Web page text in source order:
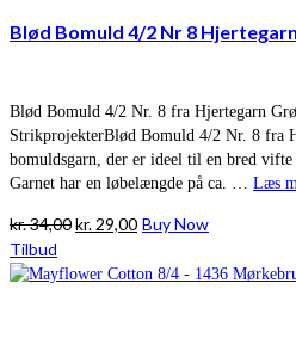
Blød Bomuld 4/2 Nr 8
Blød Bomuld 4/2 Nr. 8 fra Hjertegarn
StrikprojekterBlød Bomuld 4/2 Nr. 8 fra
bomuldsgarn, der er ideel til en bred
Garnet har en løbelængde på ca. … Læs
kr.34,00Den
pris
kr. 29,00Den
pris
Buy Now
Tilbud